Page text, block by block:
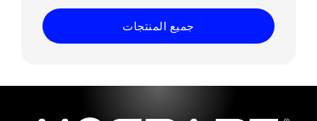
جميع المنتجات